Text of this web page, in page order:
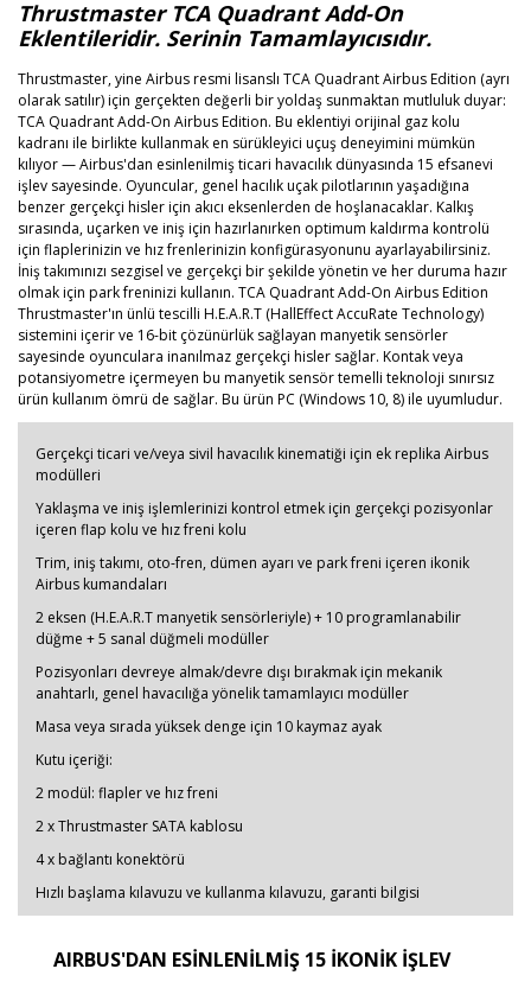
Thrustmaster TCA Quadrant Add-On
Eklentileridir. Serinin Tamamlayıcısıdır.
Thrustmaster, yine Airbus resmi lisanslı TCA Quadrant Airbus Edition (ayrı
olarak satılır) için gerçekten değerli bir yoldaş sunmaktan mutluluk duyar:
TCA Quadrant Add-On Airbus Edition. Bu eklentiyi orijinal gaz kolu
kadranı ile birlikte kullanmak en sürükleyici uçuş deneyimini mümkün
kılıyor — Airbus'dan esinlenilmiş ticari havacılık dünyasında 15 efsanevi
işlev sayesinde. Oyuncular, genel hacılık uçak pilotlarının yaşadığına
benzer gerçekçi hisler için akıcı eksenlerden de hoşlanacaklar. Kalkış
sırasında, uçarken ve iniş için hazırlanırken optimum kaldırma kontrolü
için flaplerinizin ve hız frenlerinizin konfigürasyonunu ayarlayabilirsiniz.
İniş takımınızı sezgisel ve gerçekçi bir şekilde yönetin ve her duruma hazır
olmak için park freninizi kullanın. TCA Quadrant Add-On Airbus Edition
Thrustmaster'ın ünlü tescilli H.E.A.R.T (HallEffect AccuRate Technology)
sistemini içerir ve 16-bit çözünürlük sağlayan manyetik sensörler
sayesinde oyunculara inanılmaz gerçekçi hisler sağlar. Kontak veya
potansiyometre içermeyen bu manyetik sensör temelli teknoloji sınırsız
ürün kullanım ömrü de sağlar. Bu ürün PC (Windows 10, 8) ile uyumludur.
Gerçekçi ticari ve/veya sivil havacılık kinematiği için ek replika Airbus
modülleri
Yaklaşma ve iniş işlemlerinizi kontrol etmek için gerçekçi pozisyonlar
içeren flap kolu ve hız freni kolu
Trim, iniş takımı, oto-fren, dümen ayarı ve park freni içeren ikonik
Airbus kumandaları
2 eksen (H.E.A.R.T manyetik sensörleriyle) + 10 programlanabilir
düğme + 5 sanal düğmeli modüller
Pozisyonları devreye almak/devre dışı bırakmak için mekanik
anahtarlı, genel havacılığa yönelik tamamlayıcı modüller
Masa veya sırada yüksek denge için 10 kaymaz ayak
Kutu içeriği:
2 modül: flapler ve hız freni
2 x Thrustmaster SATA kablosu
4 x bağlantı konektörü
Hızlı başlama kılavuzu ve kullanma kılavuzu, garanti bilgisi
AIRBUS'DAN ESİNLENİLMİŞ 15 İKONİK İŞLEV